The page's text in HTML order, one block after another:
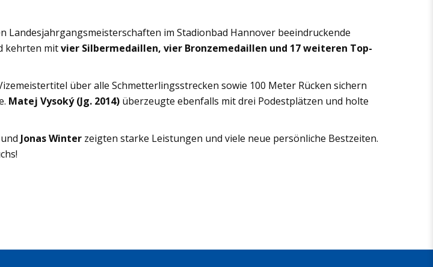
im Stadionbad Hannover beeindruckende
kehrten mitvier Silbermedaillen, vier Bronzemedaillen und 17 weiteren Top-
über alle Schmetterlingsstrecken sowie 100 Meter Rücken sichern
Matej Vysoký (Jg. 2014) überzeugte ebenfalls mit drei Podestplätzen und holte
und Jonas Winter zeigten starke Leistungen und viele neue persönliche Bestzeiten.